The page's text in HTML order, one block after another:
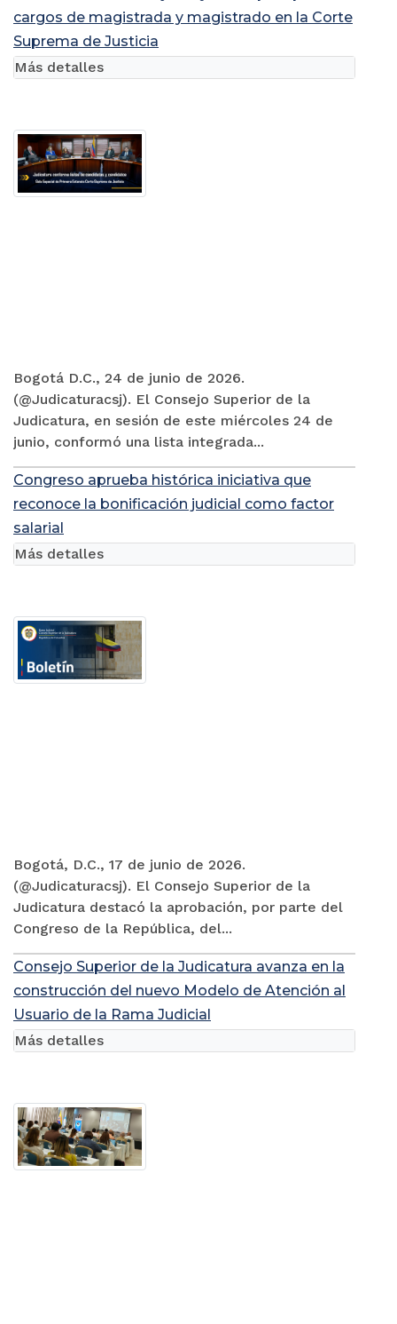
cargos de magistrada y magistrado en la Corte
Suprema de Justicia
Bogotá D.C., 24 de junio de 2026.
(@Judicaturacsj). El Consejo Superior de la
Judicatura, en sesión de este miércoles 24 de
junio, conformó una lista integrada...
Más detalles
Congreso aprueba histórica iniciativa que
reconoce la bonificación judicial como factor
salarial
Bogotá, D.C., 17 de junio de 2026.
(@Judicaturacsj). El Consejo Superior de la
Judicatura destacó la aprobación, por parte del
Congreso de la República, del...
Más detalles
Consejo Superior de la Judicatura avanza en la
construcción del nuevo Modelo de Atención al
Usuario de la Rama Judicial
Más detalles